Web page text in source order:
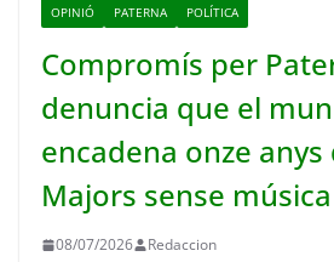
OPINIÓ
PATERNA POLÍTICA
Compromís per
denuncia que el
encadena onze anys
Majors sense
08/07/2026 Redaccion